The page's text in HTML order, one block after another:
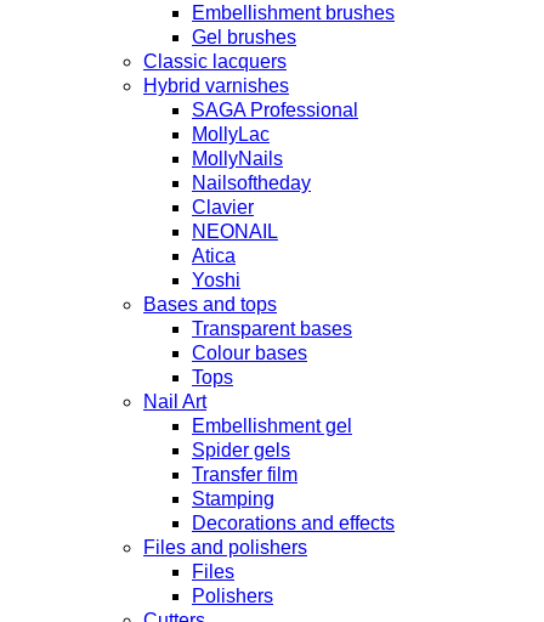
Embellishment brushes
Gel brushes
Classic lacquers
Hybrid varnishes
SAGA Professional
MollyLac
MollyNails
Nailsoftheday
Clavier
NEONAIL
Atica
Yoshi
Bases and tops
Transparent bases
Colour bases
Tops
Nail Art
Embellishment gel
Spider gels
Transfer film
Stamping
Decorations and effects
Files and polishers
Files
Polishers